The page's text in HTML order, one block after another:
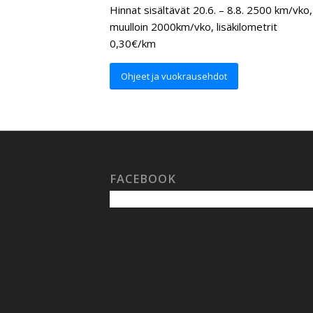
Hinnat sisältävät 20.6. – 8.8. 2500 km/vko,
muulloin 2000km/vko, lisäkilometrit
0,30€/km
Ohjeet ja vuokrausehdot
FACEBOOK